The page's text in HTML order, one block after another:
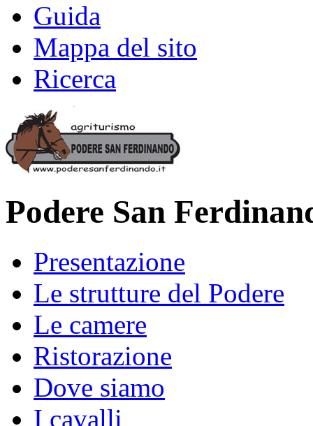
Guida
Mappa del sito
Ricerca
Podere San
Presentazione
Le strutture del Podere
Le camere
Ristorazione
Dove siamo
I cavalli